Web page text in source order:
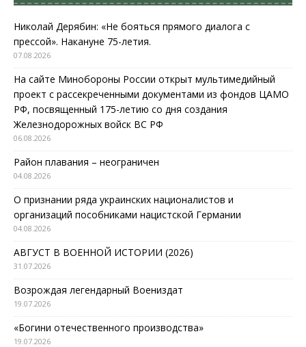
Николай Дерябин: «Не бояться прямого диалога с
прессой». Накануне 75-летия.
07.08.2026
На сайте Минобороны России открыт мультимедийный
проект с рассекреченными документами из фондов ЦАМО
РФ, посвященный 175-летию со дня создания
Железнодорожных войск ВС РФ
06.08.2026
Район плавания – неограничен
04.08.2026
О признании ряда украинских националистов и
организаций пособниками нацистской Германии
04.08.2026
АВГУСТ В ВОЕННОЙ ИСТОРИИ (2026)
31.07.2026
Возрождая легендарный Воениздат
19.07.2026
«Богини отечественного производства»
19.07.2026